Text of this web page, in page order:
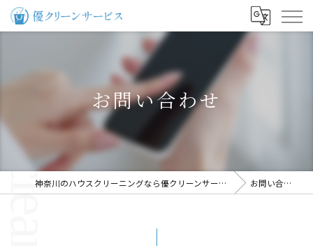
お問い合わせ
神奈川のハウスクリーニングなら優クリーンサービス お問い合わせ